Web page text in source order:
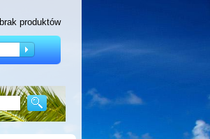
brak produktów